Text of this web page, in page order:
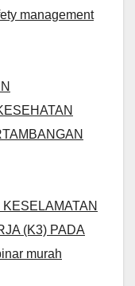
management
(K3) PADA
murah